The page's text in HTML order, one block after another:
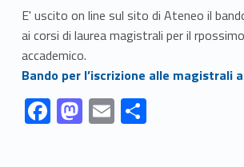
E' uscito on line sul sito di Ateneo il
ai corsi di laurea magistrali per il
accademico.
Link identifier #identifier__15247-1
Bando per l’iscrizione alle magistrali
Link identifier #identifier__78788-1
F
ac
Link identifier #identifier__59968-2 M
as
Link identifier #identifier__177887-3 E
m
Link identifier #identifier__180348-4 S